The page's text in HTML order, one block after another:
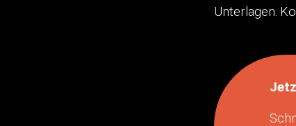
Unterlagen.